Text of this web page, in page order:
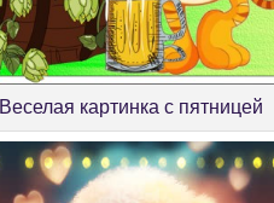
Веселая картинка с пятницей